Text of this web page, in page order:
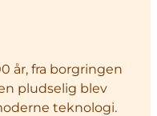
år, fra borgringen
pludselig blev
teknologi.